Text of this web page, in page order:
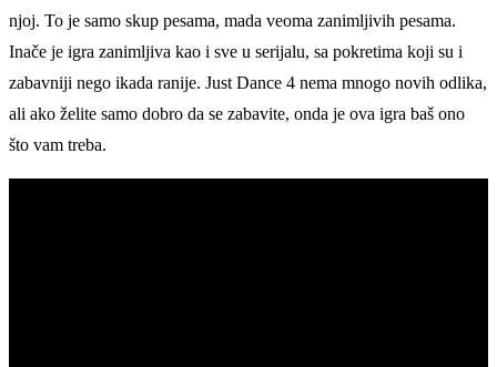
njoj. To je samo skup pesama, mada veoma zanimljivih pesama.
Inače je igra zanimljiva kao i sve u serijalu, sa pokretima koji su i
zabavniji nego ikada ranije. Just Dance 4 nema mnogo novih odlika,
ali ako želite samo dobro da se zabavite, onda je ova igra baš ono
što vam treba.